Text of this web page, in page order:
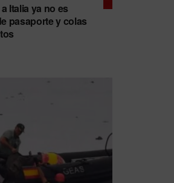
Italia ya no es
pasaporte y colas